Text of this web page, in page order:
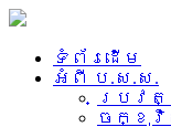
ទំព័រដើម
អំពី​ ប.ស.ស.
ប្រវត្
ចក្ខុវិ